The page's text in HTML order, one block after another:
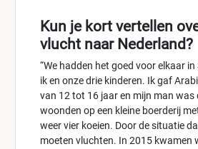
Kun je kort vertellen
vlucht naar Nederland?
“We hadden het goed voor elkaar in
ik en onze drie kinderen. Ik gaf
van 12 tot 16 jaar en mijn man was
woonden op een kleine boerderij
weer vier koeien. Door de situatie
moeten vluchten. In 2015 kwamen